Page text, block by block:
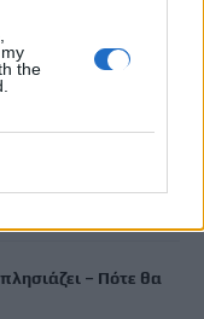
the
– My coast: Πώς θα
– Πότε θα